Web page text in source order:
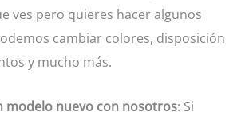
ves pero quieres hacer algunos
cambiar colores, disposición
y mucho más.
modelo nuevo con nosotros: Si